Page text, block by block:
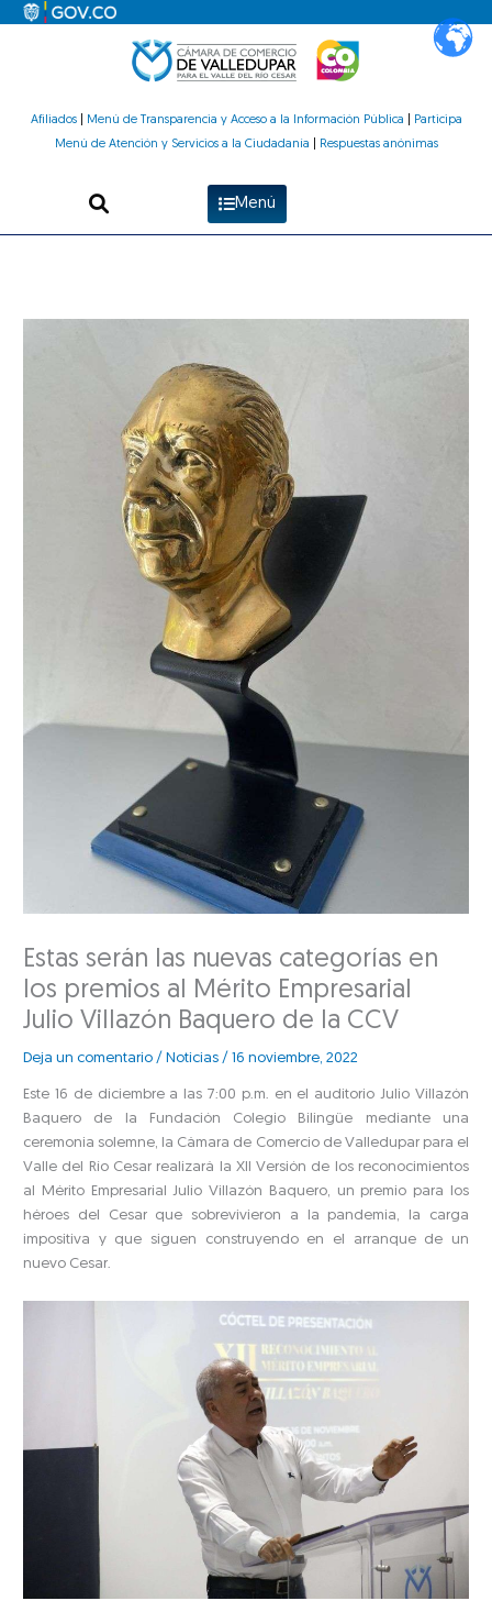
Afiliados| Menú de Transparencia y Acceso a la Información Pública
Participa
Menú de Atención y Servicios a la Ciudadanía
Respuestas anónimas
Menú
Estas serán las nuevas categorías en
los premios al Mérito Empresarial
Julio Villazón Baquero de la CCV
Deja un comentario / Noticias /16 noviembre, 2022
Este 16 de diciembre a las 7:00 p.m. en el auditorio Julio Villazón
Baquero de la Fundación Colegio Bilingüe mediante una
ceremonia solemne, la Cámara de Comercio de Valledupar para el
Valle del Río Cesar realizará la XII Versión de los reconocimientos
al Mérito Empresarial Julio Villazón Baquero, un premio para los
héroes del Cesar que sobrevivieron a la pandemia, la carga
impositiva y que siguen construyendo en el arranque de un
nuevo Cesar.